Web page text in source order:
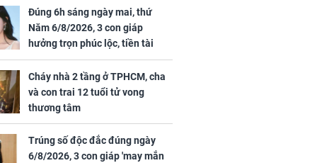
nam diễn
khi than
ảm đạm, mọi sự khó thành công
mỹ mãn
Đúng 6h sáng ngày mai, thứ
Năm 6/8/2026, 3 con giáp
hưởng trọn phúc lộc, tiền tài
tăng vọt, công danh sự nghiệp
thăng hạng không ngừng
Cháy nhà 2 tầng ở TPHCM, cha
và con trai 12 tuổi tử vong
thương tâm
Trúng số độc đắc đúng ngày
6/8/2026, 3 con giáp 'may mắn